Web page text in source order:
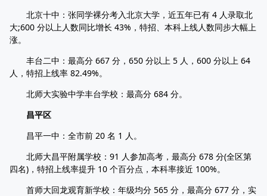
北京十中：张同学裸分考入北京大学，近五年已有 4 人录取北
大;600 分以上人数同比增长 43%，特招、本科上线人数同步大幅上
涨。
丰台二中：最高分 667 分，650 分以上 5 人，600 分以上 64
人，特招上线率 82.49%。
北师大实验中学丰台学校：最高分 684 分。
昌平区
昌平一中：全市前 20 名 1 人。
北师大昌平附属学校：91 人参加高考，最高分 678 分(全区第
四名)，特招上线率提升 10 个百分点，本科率接近 100%。
首师大回龙观育新学校：年级均分 565 分，最高分 677 分，实